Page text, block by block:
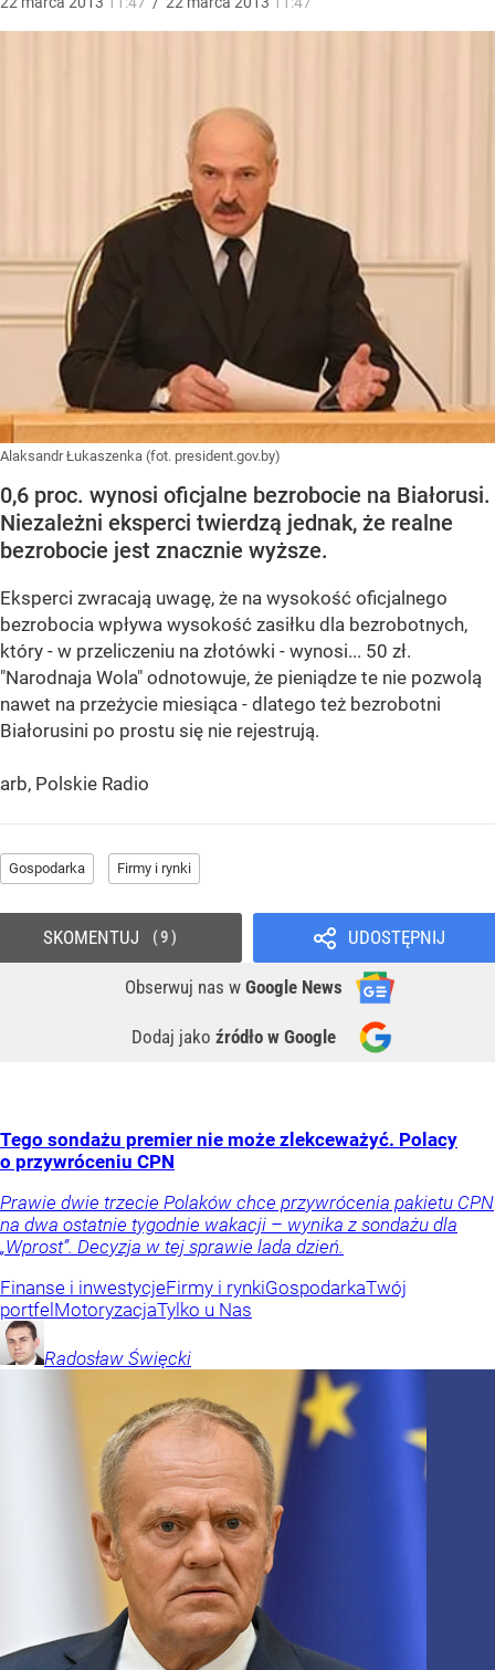
Alaksandr Łukaszenka (fot. president.gov.by)
0,6 proc. wynosi oficjalne bezrobocie na Białorusi.
Niezależni eksperci twierdzą jednak, że realne
bezrobocie jest znacznie wyższe.
Eksperci zwracają uwagę, że na wysokość oficjalnego
bezrobocia wpływa wysokość zasiłku dla bezrobotnych,
który - w przeliczeniu na złotówki - wynosi... 50 zł.
"Narodnaja Wola" odnotowuje, że pieniądze te nie pozwolą
nawet na przeżycie miesiąca - dlatego też bezrobotni
Białorusini po prostu się nie rejestrują.
arb, Polskie Radio
Gospodarka Firmy i rynki
UDOSTĘPNIJ
Obserwuj nas w Google News
Dodaj jako źródło w Google
SKOMENTUJ 9
Tego sondażu premier nie może zlekceważyć. Polacy
o przywróceniu CPN
Prawie dwie trzecie Polaków chce przywrócenia pakietu CPN
na dwa ostatnie tygodnie wakacji – wynika z sondażu dla
„Wprost”. Decyzja w tej sprawie lada dzień.
Finanse i inwestycjeFirmy i rynkiGospodarkaTwój
portfelMotoryzacjaTylko u Nas
Radosław Święcki